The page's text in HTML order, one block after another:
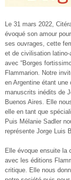
Le 31 mars 2022,
évoqué son amour
ses ouvrages, cette
et de civilisation
avec “Borges
Flammarion. Notre
en Argentine étant une
manuscrits inédits de
Buenos Aires. Elle
elle en tant que
Puis Mélanie Sadler
représente Jorge Luis
Elle évoque ensuite la
avec les éditions
critique. Elle nous